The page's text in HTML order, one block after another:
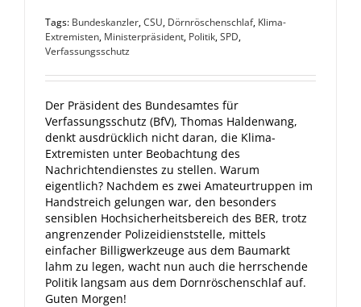
Tags: Bundeskanzler,CSU, Dörnröschenschlaf, Klima-
Extremisten, Ministerpräsident, Politik,SPD,
Verfassungsschutz
Der Präsident des Bundesamtes für
Verfassungsschutz (BfV), Thomas Haldenwang,
denkt ausdrücklich nicht daran, die Klima-
Extremisten unter Beobachtung des
Nachrichtendienstes zu stellen. Warum
eigentlich? Nachdem es zwei Amateurtruppen im
Handstreich gelungen war, den besonders
sensiblen Hochsicherheitsbereich des BER, trotz
angrenzender Polizeidienststelle, mittels
einfacher Billigwerkzeuge aus dem Baumarkt
lahm zu legen, wacht nun auch die herrschende
Politik langsam aus dem Dornröschenschlaf auf.
Guten Morgen!